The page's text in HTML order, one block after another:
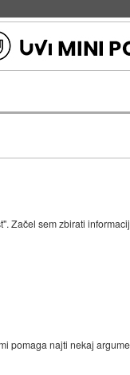
Začel sem zbirati
pomaga najti nekaj